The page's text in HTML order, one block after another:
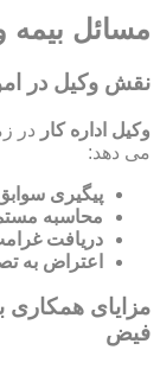
مسائل بیمه
نقش وکیل در
وکیل اداره کار در
می دهد:
پیگیری
محاسبه
دریافت
اعتراض به
مزایای
فیض